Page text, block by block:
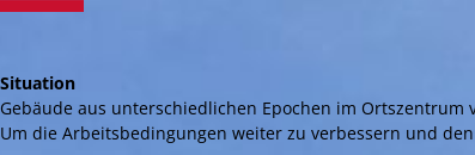
Situation
Gebäude aus unterschiedlichen Epochen im
Um die Arbeitsbedingungen weiter zu verbessern und